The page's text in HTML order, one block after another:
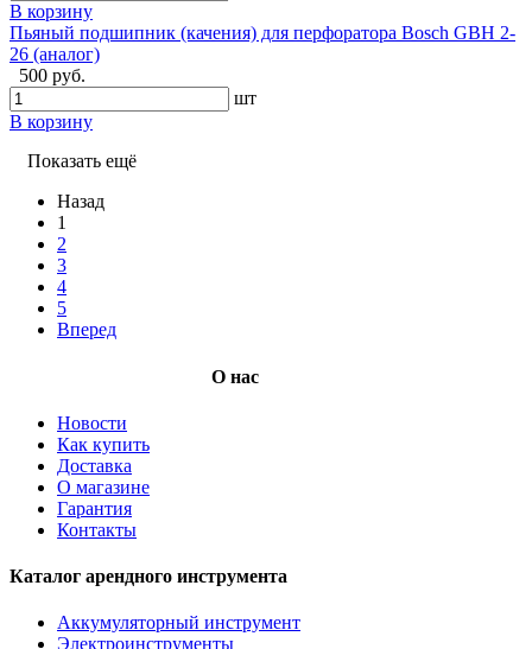
В корзину
Пьяный подшипник (качения) для перфоратора Bosch GBH 2-
26 (аналог)
500 руб.
шт
В корзину
Показать ещё
Назад
1
2
3
4
5
Вперед
О нас
Новости
Как купить
Доставка
О магазине
Гарантия
Контакты
Каталог арендного инструмента
Аккумуляторный инструмент
Электроинструменты